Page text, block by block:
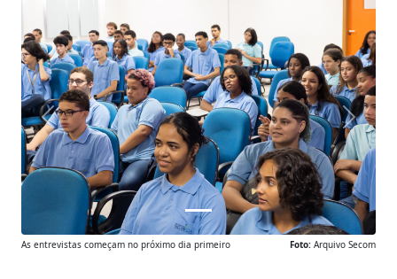
Anterior
Foto: Arquivo Secom
As entrevistas começam no próximo dia primeiro